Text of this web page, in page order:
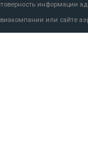
информации
или сайте